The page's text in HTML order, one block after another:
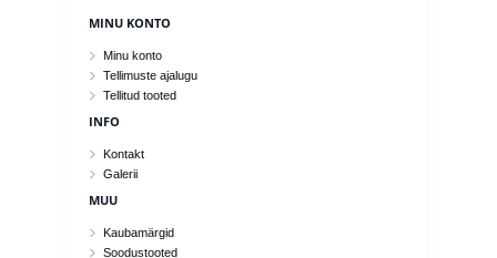
MINU KONTO
Minu konto
Tellimuste ajalugu
Tellitud tooted
INFO
Kontakt
Galerii
MUU
Kaubamärgid
Soodustooted